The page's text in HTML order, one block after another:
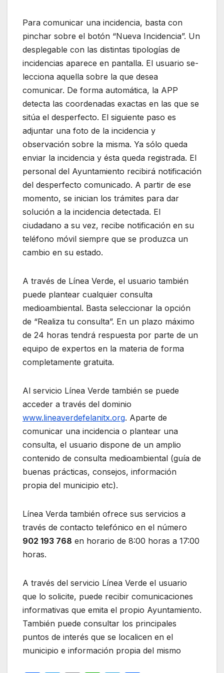
Para comunicar una incidencia, basta con
pinchar sobre el botón “Nueva Incidencia”. Un
desplegable con las distintas tipologías de
incidencias aparece en pantalla. El usuario se-
lecciona aquella sobre la que desea
comunicar. De forma automática, la APP
detecta las coordenadas exactas en las que se
sitúa el desperfecto. El siguiente paso es
adjuntar una foto de la incidencia y
observación sobre la misma. Ya sólo queda
enviar la incidencia y ésta queda registrada. El
personal del Ayuntamiento recibirá notificación
del desperfecto comunicado. A partir de ese
momento, se inician los trámites para dar
solución a la incidencia detectada. El
ciudadano a su vez, recibe notificación en su
teléfono móvil siempre que se produzca un
cambio en su estado.
A través de Línea Verde, el usuario también
puede plantear cualquier consulta
medioambiental. Basta seleccionar la opción
de “Realiza tu consulta”. En un plazo máximo
de 24 horas tendrá respuesta por parte de un
equipo de expertos en la materia de forma
completamente gratuita.
Al servicio Línea Verde también se puede
acceder a través del dominio
www.lineaverdefelanitx.org. Aparte de
comunicar una incidencia o plantear una
consulta, el usuario dispone de un amplio
contenido de consulta medioambiental (guía de
buenas prácticas, consejos, información
propia del municipio etc).
Línea Verda también ofrece sus servicios a
través de contacto telefónico en el número
902 193 768 en horario de 8:00 horas a 17:00
horas.
A través del servicio Línea Verde el usuario
que lo solicite, puede recibir comunicaciones
informativas que emita el propio Ayuntamiento.
También puede consultar los principales
puntos de interés que se localicen en el
municipio e información propia del mismo